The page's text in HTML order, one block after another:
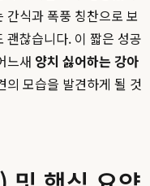
간식과 폭풍 칭찬으로 보
괜찮습니다. 이 짧은 성공
느새 양치 싫어하는 강아
의 모습을 발견하게 될 것